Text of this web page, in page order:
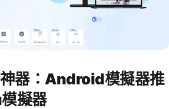
器：Android模擬器推
擬器